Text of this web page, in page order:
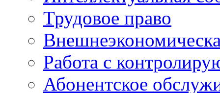
Трудовое право
Работа с
Абонентское